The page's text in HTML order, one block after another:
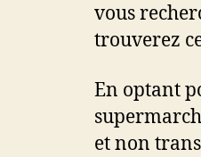
vous
trouverez
En optant
et non